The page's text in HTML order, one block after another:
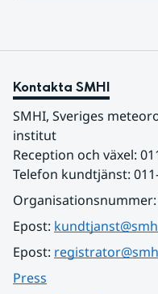
Kontakta SMHI
SMHI, Sveriges
institut
Reception och växel:
Telefon kundtjänst:
Organisationsnummer:
Epost:
Epost:
Press